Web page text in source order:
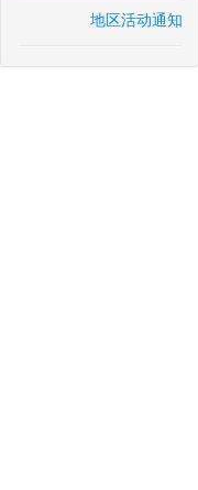
地区活动通知